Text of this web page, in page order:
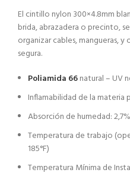
El cintillo nylon 300×4.8mm
brida, abrazadera o precinto,
organizar cables, mangueras,
segura.
Poliamida 66natural – UV
Inflamabilidad de la materia
Absorción de humedad:
Temperatura de trabajo
185°F)
Temperatura Mínima de